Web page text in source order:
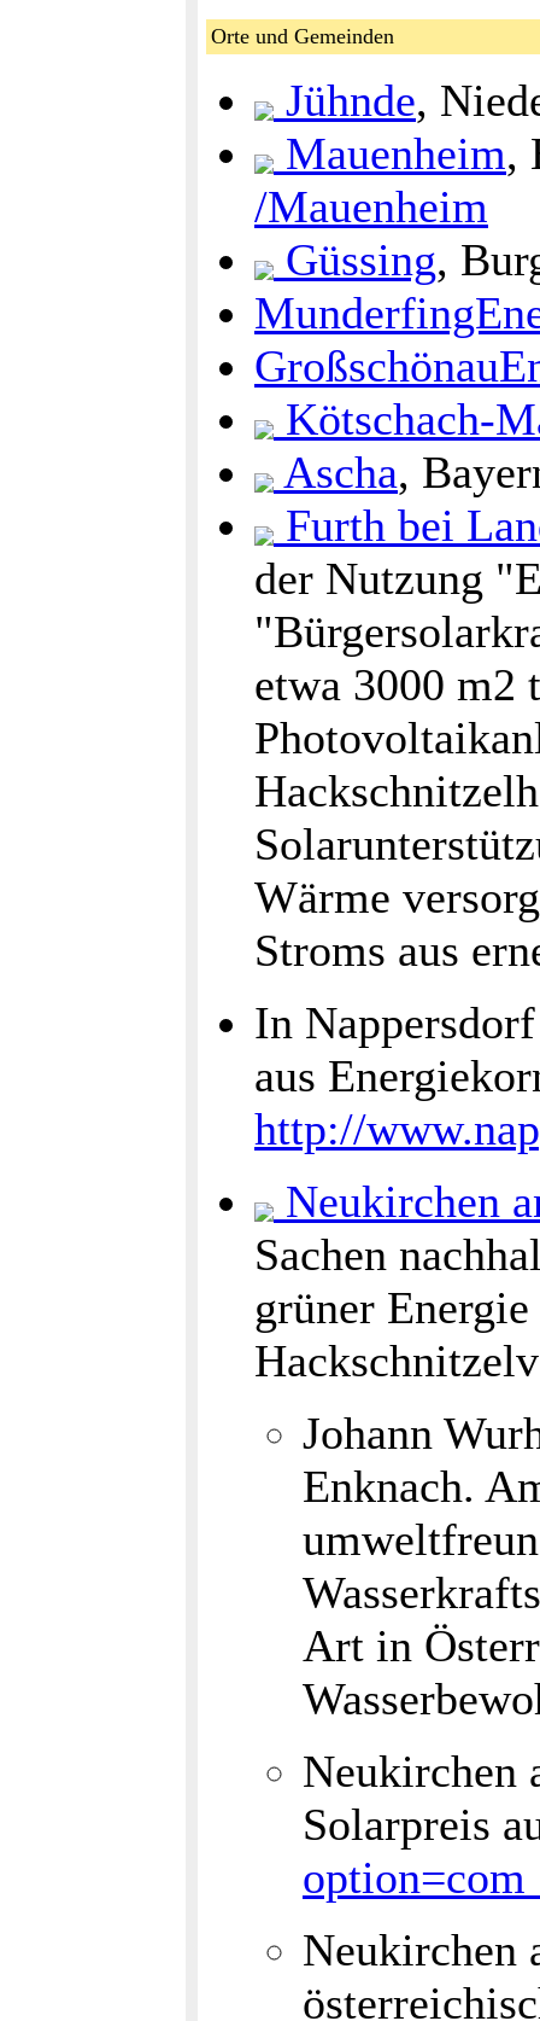
Orte und Gemeinden
Jühnde,
Mauenheim,
/Mauenheim
Güssing,
Kötschach-
Ascha,
Furth bei
der Nutzung
etwa 3000 m2
Wärme
Stroms aus
In
aus
http://
Neukirchen
Sachen
grüner
Johann
Enknach.
Art in
Neukirchen
Solarpreis
Neukirchen